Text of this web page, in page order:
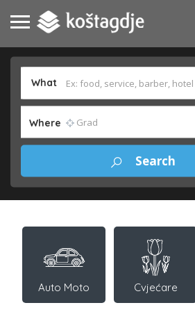
What
Where
Auto Moto Cvjećare